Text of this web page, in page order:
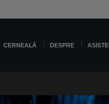
CERNEALĂ DESPRE